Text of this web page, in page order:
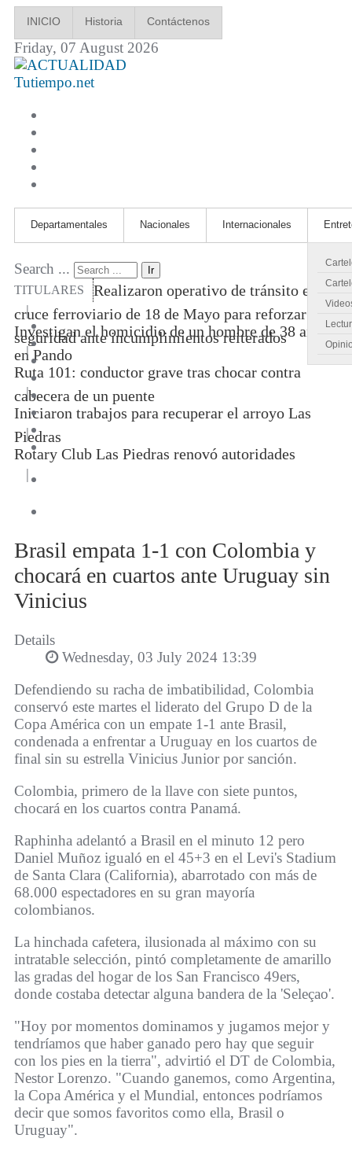
INICIO Historia Contáctenos
Friday, 07 August 2026
Tutiempo.net
Departamentales Nacionales Internacionales
Search ... Ir
TITULARES
Realizaron operativo de tránsito en
cruce ferroviario de 18 de Mayo para reforzar
seguridad ante incumplimientos reiterados
|
Investigan el homicidio de un hombre de 38 años
en Pando
|
Ruta 101: conductor grave tras chocar contra
cabecera de un puente
|
Iniciaron trabajos para recuperar el arroyo Las
Piedras
|
Rotary Club Las Piedras renovó autoridades
|
Brasil empata 1-1 con Colombia y
chocará en cuartos ante Uruguay sin
Vinicius
Details
Wednesday, 03 July 2024 13:39
Defendiendo su racha de imbatibilidad, Colombia
conservó este martes el liderato del Grupo D de la
Copa América con un empate 1-1 ante Brasil,
condenada a enfrentar a Uruguay en los cuartos de
final sin su estrella Vinicius Junior por sanción.
Colombia, primero de la llave con siete puntos,
chocará en los cuartos contra Panamá.
Raphinha adelantó a Brasil en el minuto 12 pero
Daniel Muñoz igualó en el 45+3 en el Levi's Stadium
de Santa Clara (California), abarrotado con más de
68.000 espectadores en su gran mayoría
colombianos.
La hinchada cafetera, ilusionada al máximo con su
intratable selección, pintó completamente de amarillo
las gradas del hogar de los San Francisco 49ers,
donde costaba detectar alguna bandera de la 'Seleçao'.
"Hoy por momentos dominamos y jugamos mejor y
tendríamos que haber ganado pero hay que seguir
con los pies en la tierra", advirtió el DT de Colombia,
Nestor Lorenzo. "Cuando ganemos, como Argentina,
la Copa América y el Mundial, entonces podríamos
decir que somos favoritos como ella, Brasil o
Uruguay".